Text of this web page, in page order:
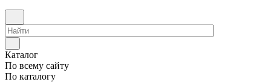
Каталог
По всему сайту
По каталогу